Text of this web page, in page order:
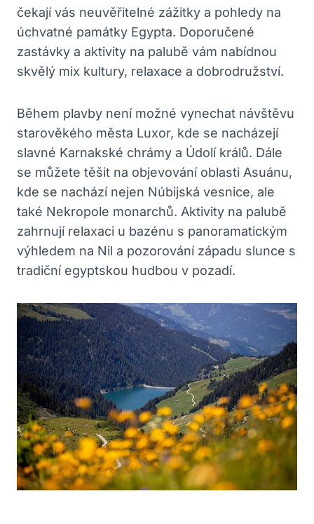
čekají vás neuvěřitelné zážitky a pohledy na
úchvatné památky Egypta. Doporučené
zastávky a aktivity na palubě vám nabídnou
skvělý mix kultury, relaxace a dobrodružství.
Během plavby není možné vynechat návštěvu
starověkého města Luxor, kde se nacházejí
slavné Karnakské chrámy a Údolí králů. Dále
se můžete těšit na objevování oblasti Asuánu,
kde se nachází nejen Núbijská vesnice, ale
také Nekropole monarchů. Aktivity na palubě
zahrnují relaxaci u bazénu s panoramatickým
výhledem na Nil a pozorování západu slunce s
tradiční egyptskou hudbou v pozadí.